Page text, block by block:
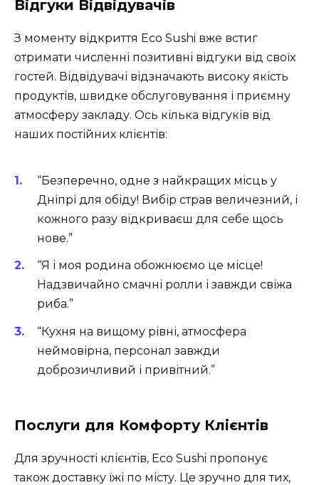
Відгуки Відвідувачів
З моменту відкриття Eco Sushi вже встиг
отримати численні позитивні відгуки від своїх
гостей. Відвідувачі відзначають високу якість
продуктів, швидке обслуговування і приємну
атмосферу закладу. Ось кілька відгуків від
наших постійних клієнтів:
“Безперечно, одне з найкращих місць у
Дніпрі для обіду! Вибір страв величезний, і
кожного разу відкриваєш для себе щось
нове.”
“Я і моя родина обожнюємо це місце!
Надзвичайно смачні ролли і завжди свіжа
риба.”
“Кухня на вищому рівні, атмосфера
неймовірна, персонал завжди
доброзичливий і привітний.”
Послуги для Комфорту Клієнтів
Для зручності клієнтів, Eco Sushi пропонує
також доставку їжі по місту. Це зручно для тих,